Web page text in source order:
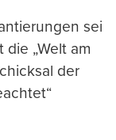
sei
„Welt am
der